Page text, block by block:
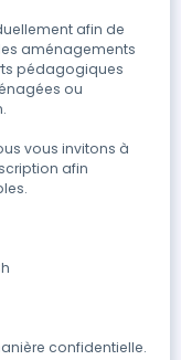
afin de
aménagements
pédagogiques
ou
vous invitons à
afin
confidentielle.